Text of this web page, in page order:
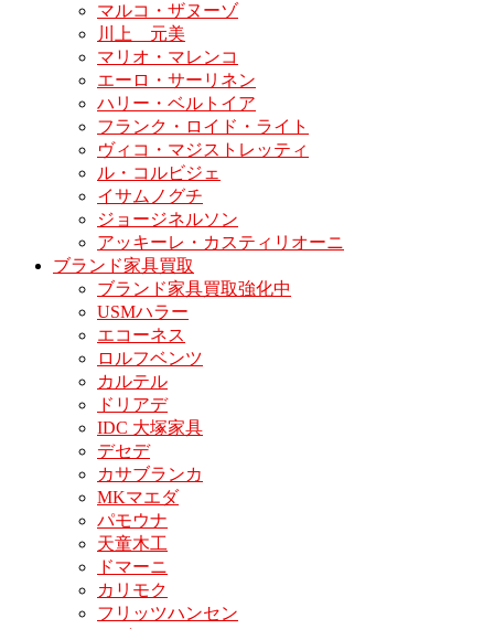
マルコ・ザヌーゾ
川上 元美
マリオ・マレンコ
エーロ・サーリネン
ハリー・ベルトイア
フランク・ロイド・ライト
ヴィコ・マジストレッティ
ル・コルビジェ
イサムノグチ
ジョージネルソン
アッキーレ・カスティリオーニ
ブランド家具買取
ブランド家具買取強化中
USMハラー
エコーネス
ロルフベンツ
カルテル
ドリアデ
IDC 大塚家具
デセデ
カサブランカ
MKマエダ
パモウナ
天童木工
ドマーニ
カリモク
フリッツハンセン